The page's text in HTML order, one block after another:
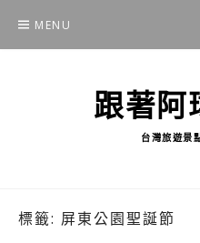
content
MENU
跟著阿
台灣旅遊景
標籤: 屏東公園聖誕節